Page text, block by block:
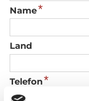
Name*
Land
Telefon*